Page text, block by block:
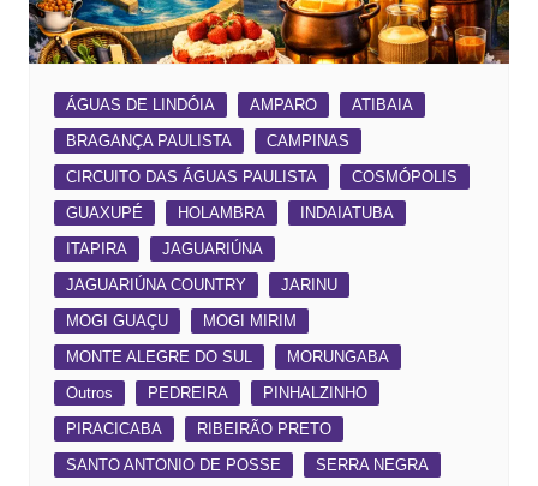
ÁGUAS DE LINDÓIA AMPARO
ATIBAIA
BRAGANÇA PAULISTA
CAMPINAS
CIRCUITO DAS ÁGUAS PAULISTA
COSMÓPOLIS
GUAXUPÉ
HOLAMBRA
INDAIATUBA
ITAPIRA
JAGUARIÚNA
JAGUARIÚNA COUNTRY
JARINU
MOGI GUAÇU
MOGI MIRIM
MONTE ALEGRE DO SUL
MORUNGABA
Outros
PEDREIRA
PINHALZINHO
PIRACICABA
RIBEIRÃO PRETO
SANTO ANTONIO DE POSSE
SERRA NEGRA